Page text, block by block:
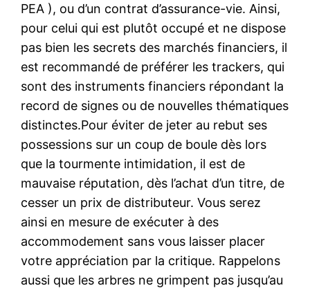
PEA ), ou d’un contrat d’assurance-vie. Ainsi,
pour celui qui est plutôt occupé et ne dispose
pas bien les secrets des marchés financiers, il
est recommandé de préférer les trackers, qui
sont des instruments financiers répondant la
record de signes ou de nouvelles thématiques
distinctes.Pour éviter de jeter au rebut ses
possessions sur un coup de boule dès lors
que la tourmente intimidation, il est de
mauvaise réputation, dès l’achat d’un titre, de
cesser un prix de distributeur. Vous serez
ainsi en mesure de exécuter à des
accommodement sans vous laisser placer
votre appréciation par la critique. Rappelons
aussi que les arbres ne grimpent pas jusqu’au